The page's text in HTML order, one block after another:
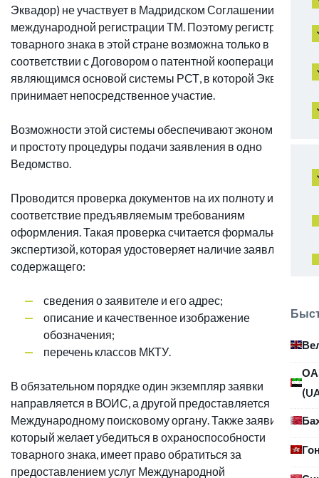
Эквадор) не участвует в Мадридском Соглашении о
международной регистрации ТМ. Поэтому регистрация
товарного знака в этой стране возможна только в
соответствии с Договором о патентной кооперации,
являющимся основой системы РСТ, в которой Эквадор
принимает непосредственное участие.
Возможности этой системы обеспечивают экономность
и простоту процедуры подачи заявления в одно
Ведомство.
Проводится проверка документов на их полноту и
соответствие предъявляемым требованиям
оформления. Такая проверка считается формальной
экспертизой, которая удостоверяет наличие заявления,
содержащего:
сведения о заявителе и его адрес;
описание и качественное изображение
обозначения;
перечень классов МКТУ.
В обязательном порядке один экземпляр заявки
направляется в ВОИС, а другой предоставляется
Международному поисковому органу. Также заявитель,
который желает убедиться в охраноспособности
товарного знака, имеет право обратиться за
предоставлением услуг Международной